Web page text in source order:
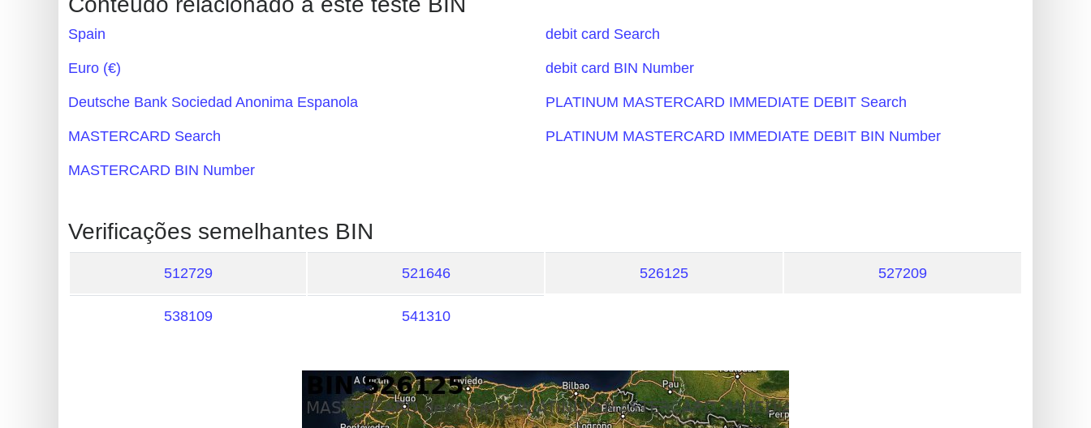
What
is
IP
?
Lookup
IP
Checker
Spain
Euro (€)
Deutsche Bank Sociedad Anonima Espanola
MASTERCARD Search
MASTERCARD BIN Number
debit card Search
debit card BIN Number
PLATINUM MASTERCARD IMMEDIATE DEBIT Search
PLATINUM MASTERCARD IMMEDIATE DEBIT BIN Number
Verificações semelhantes BIN
512729 521646 526125 527209
538109 541310